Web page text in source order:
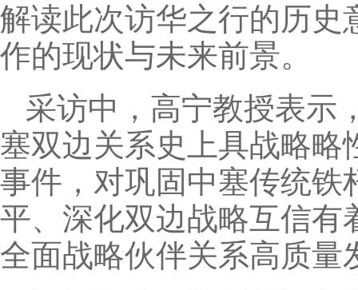
解读此次访华之行的历史
作的现状与未来前景。
采访中，高宁教授表示
塞双边关系史上具战略略
事件，对巩固中塞传统铁
平、深化双边战略互信有
全面战略伙伴关系高质量